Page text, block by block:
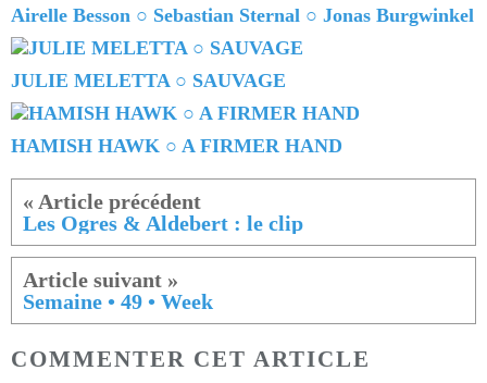
Airelle Besson ○ Sebastian Sternal ○ Jonas Burgwinkel
JULIE MELETTA ○ SAUVAGE
HAMISH HAWK ○ A FIRMER HAND
Les Ogres & Aldebert : le clip
Semaine • 49 • Week
COMMENTER CET ARTICLE